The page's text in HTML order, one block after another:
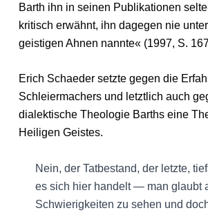
Barth ihn in seinen Publikationen
kritisch erwähnt, ihn dagegen nie
geistigen Ahnen nannte« (1997, S.
Erich Schaeder setzte gegen die
Schleiermachers und letztlich auch
dialektische Theologie Barths eine
Heiligen Geistes.
Nein, der Tatbestand, der letzte,
es sich hier handelt — man glaubt
Schwierigkeiten zu sehen und